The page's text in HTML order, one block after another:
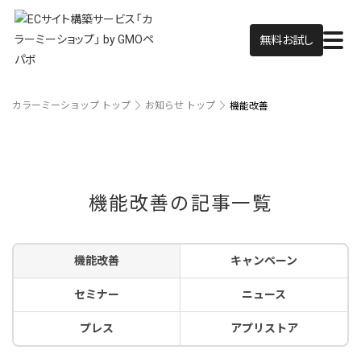
無料お試し
カラーミーショップ トップ お知らせ トップ 機能改善
機能改善の記事一覧
機能改善 キャンペーン
セミナー ニュース
プレス アプリストア